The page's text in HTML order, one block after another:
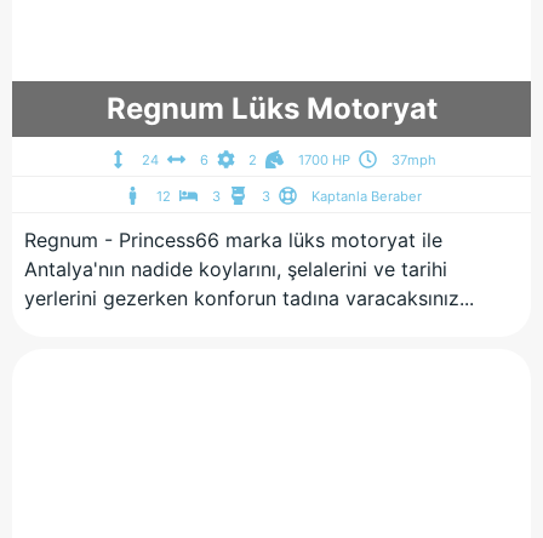
Regnum Lüks Motoryat
24 6 2 1700 HP 37mph
12 3 3 Kaptanla Beraber
Regnum - Princess66 marka lüks motoryat ile
Antalya'nın nadide koylarını, şelalerini ve tarihi
yerlerini gezerken konforun tadına varacaksınız...